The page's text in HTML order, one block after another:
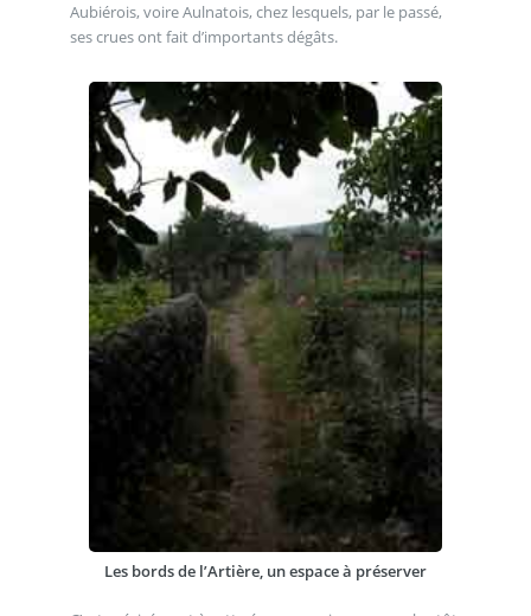
Aubiérois, voire Aulnatois, chez lesquels, par le passé,
ses crues ont fait d’importants dégâts.
Les bords de l’Artière, un espace à préserver